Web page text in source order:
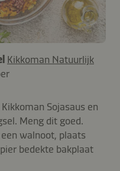
Kikkoman Natuurlijk
Sojasaus en
Meng dit goed.
walnoot, plaats
bedekte bakplaat